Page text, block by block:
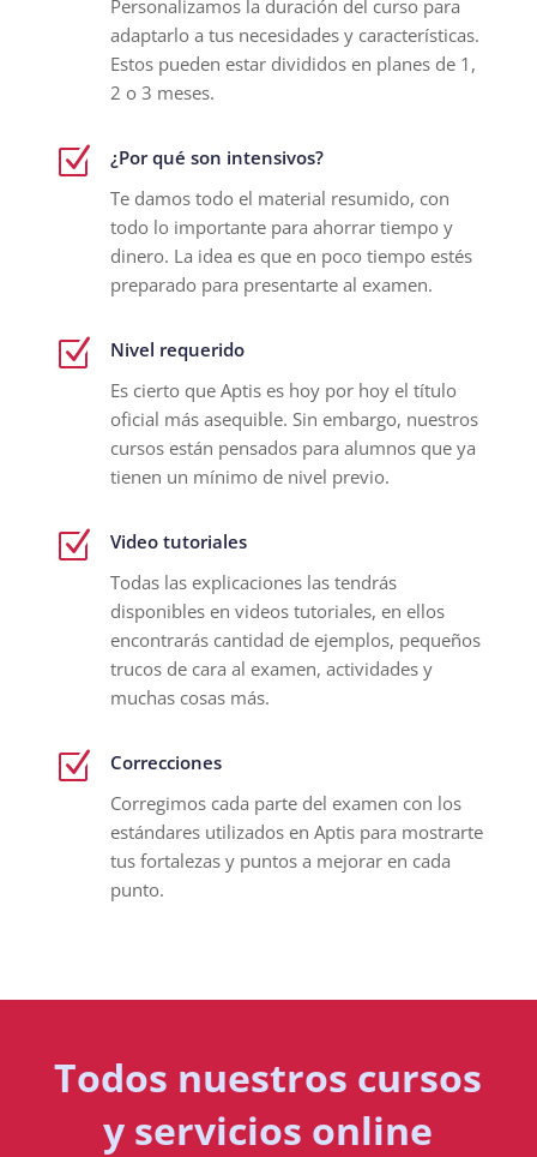
Personalizamos la duración del curso para
adaptarlo a tus necesidades y características.
Estos pueden estar divididos en planes de 1,
2 o 3 meses.
Z
¿Por qué son intensivos?
Te damos todo el material resumido, con
todo lo importante para ahorrar tiempo y
dinero. La idea es que en poco tiempo estés
preparado para presentarte al examen.
Z
Nivel requerido
Es cierto que Aptis es hoy por hoy el título
oficial más asequible. Sin embargo, nuestros
cursos están pensados para alumnos que ya
tienen un mínimo de nivel previo.
Z
Video tutoriales
Todas las explicaciones las tendrás
disponibles en videos tutoriales, en ellos
encontrarás cantidad de ejemplos, pequeños
trucos de cara al examen, actividades y
muchas cosas más.
Z
Correcciones
Corregimos cada parte del examen con los
estándares utilizados en Aptis para mostrarte
tus fortalezas y puntos a mejorar en cada
punto.
Todos nuestros cursos
y servicios online